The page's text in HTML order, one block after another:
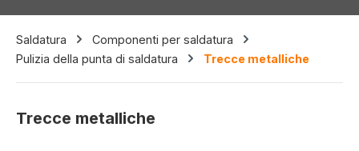
Saldatura
Componenti per saldatura
Pulizia della punta di saldatura
Trecce metalliche
Trecce metalliche